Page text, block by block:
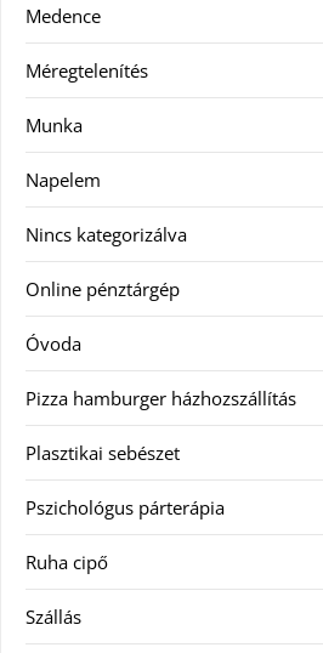
Medence
Méregtelenítés
Munka
Napelem
Nincs kategorizálva
Online pénztárgép
Óvoda
Pizza hamburger házhozszállítás
Plasztikai sebészet
Pszichológus párterápia
Ruha cipő
Szállás